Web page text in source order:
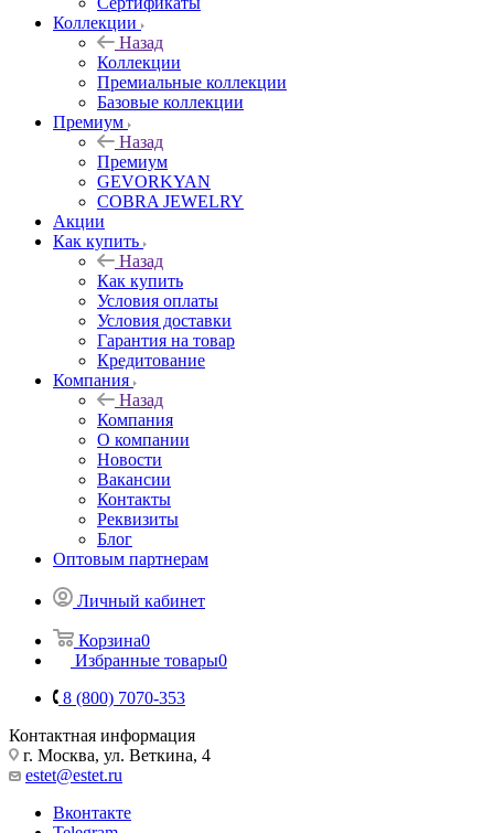
Коллекции
Назад
Коллекции
Премиальные коллекции
Базовые коллекции
Премиум
Назад
Премиум
GEVORKYAN
COBRA JEWELRY
Акции
Как купить
Назад
Как купить
Условия оплаты
Условия доставки
Гарантия на товар
Кредитование
Компания
Назад
Компания
О компании
Новости
Вакансии
Контакты
Реквизиты
Блог
Оптовым партнерам
Личный кабинет
Корзина0
Избранные товары0
8 (800) 7070-353
Контактная информация
г. Москва, ул. Веткина, 4
estet@estet.ru
Вконтакте